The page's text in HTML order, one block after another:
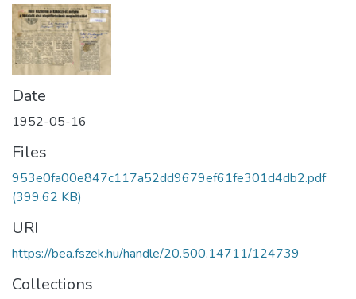
Date
1952-05-16
Files
953e0fa00e847c117a52dd9679ef61fe301d4db2.pdf
(399.62 KB)
URI
https://bea.fszek.hu/handle/20.500.14711/124739
Collections